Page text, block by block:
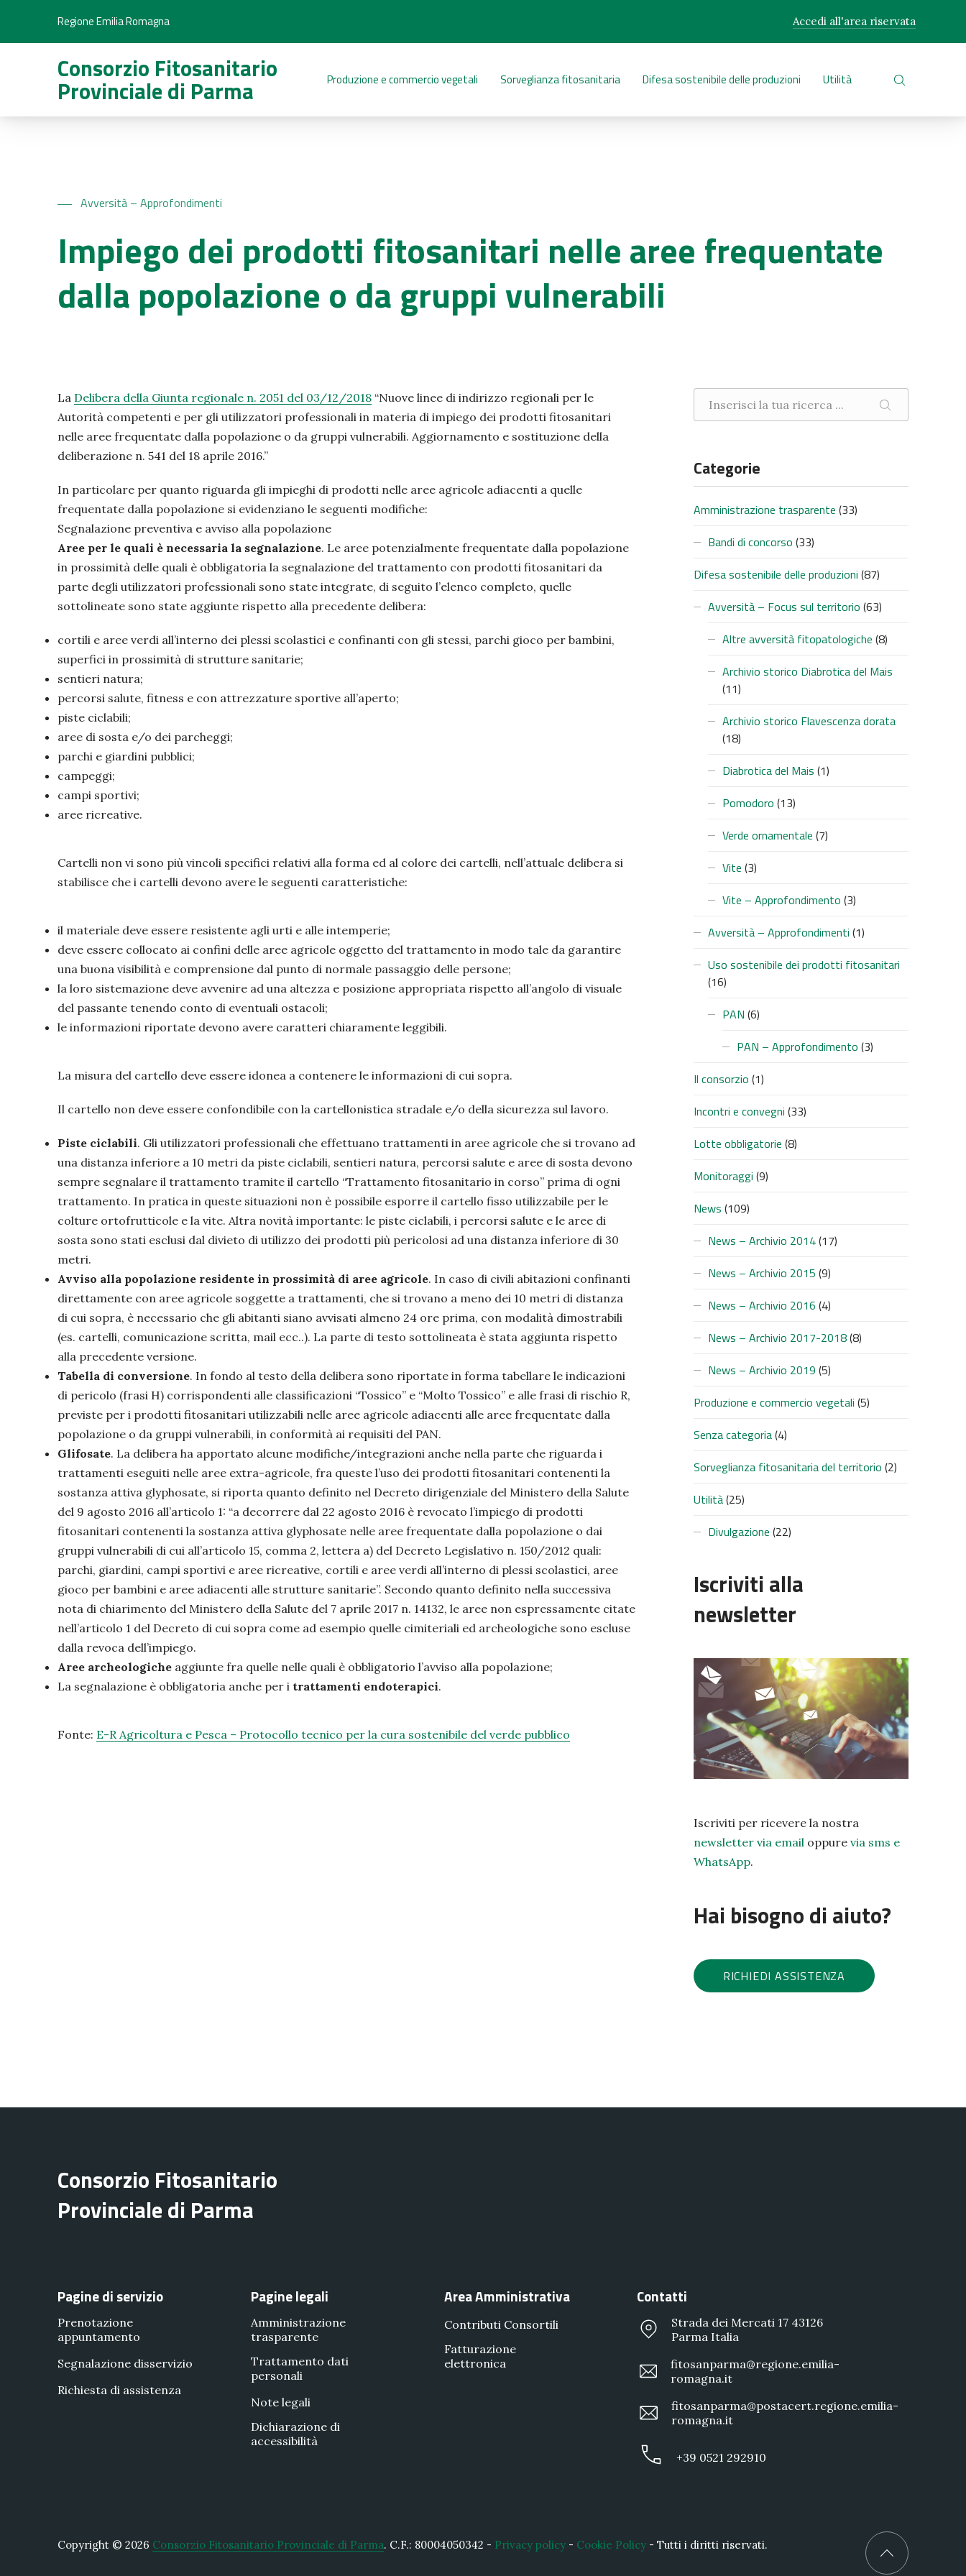
Regione Emilia Romagna Accedi all'area riservata
Consorzio Fitosanitario
Provinciale di Parma Produzione e commercio vegetali Sorveglianza fitosanitaria Difesa sostenibile delle produzioni Utilità
CERCA NEL
Avversità – Approfondimenti
Impiego dei prodotti fitosanitari nelle aree frequentate
dalla popolazione o da gruppi vulnerabili
La Delibera della Giunta regionale n. 2051 del 03/12/2018 “Nuove linee di indirizzo regionali per le
Autorità competenti e per gli utilizzatori professionali in materia di impiego dei prodotti fitosanitari
nelle aree frequentate dalla popolazione o da gruppi vulnerabili. Aggiornamento e sostituzione della
deliberazione n. 541 del 18 aprile 2016.”
In particolare per quanto riguarda gli impieghi di prodotti nelle aree agricole adiacenti a quelle
frequentate dalla popolazione si evidenziano le seguenti modifiche:
Segnalazione preventiva e avviso alla popolazione
Aree per le quali è necessaria la segnalazione. Le aree potenzialmente frequentate dalla popolazione
in prossimità delle quali è obbligatoria la segnalazione del trattamento con prodotti fitosanitari da
parte degli utilizzatori professionali sono state integrate, di seguito l’elenco completo, quelle
sottolineate sono state aggiunte rispetto alla precedente delibera:
cortili e aree verdi all’interno dei plessi scolastici e confinanti con gli stessi, parchi gioco per bambini,
superfici in prossimità di strutture sanitarie;
sentieri natura;
percorsi salute, fitness e con attrezzature sportive all’aperto;
piste ciclabili;
aree di sosta e/o dei parcheggi;
parchi e giardini pubblici;
campeggi;
campi sportivi;
aree ricreative.
Cartelli non vi sono più vincoli specifici relativi alla forma ed al colore dei cartelli, nell’attuale delibera si
stabilisce che i cartelli devono avere le seguenti caratteristiche:
il materiale deve essere resistente agli urti e alle intemperie;
deve essere collocato ai confini delle aree agricole oggetto del trattamento in modo tale da garantire
una buona visibilità e comprensione dal punto di normale passaggio delle persone;
la loro sistemazione deve avvenire ad una altezza e posizione appropriata rispetto all’angolo di visuale
del passante tenendo conto di eventuali ostacoli;
le informazioni riportate devono avere caratteri chiaramente leggibili.
La misura del cartello deve essere idonea a contenere le informazioni di cui sopra.
Il cartello non deve essere confondibile con la cartellonistica stradale e/o della sicurezza sul lavoro.
Piste ciclabili. Gli utilizzatori professionali che effettuano trattamenti in aree agricole che si trovano ad
una distanza inferiore a 10 metri da piste ciclabili, sentieri natura, percorsi salute e aree di sosta devono
sempre segnalare il trattamento tramite il cartello “Trattamento fitosanitario in corso” prima di ogni
trattamento. In pratica in queste situazioni non è possibile esporre il cartello fisso utilizzabile per le
colture ortofrutticole e la vite. Altra novità importante: le piste ciclabili, i percorsi salute e le aree di
sosta sono stati esclusi dal divieto di utilizzo dei prodotti più pericolosi ad una distanza inferiore di 30
metri.
Avviso alla popolazione residente in prossimità di aree agricole. In caso di civili abitazioni confinanti
direttamente con aree agricole soggette a trattamenti, che si trovano a meno dei 10 metri di distanza
di cui sopra, è necessario che gli abitanti siano avvisati almeno 24 ore prima, con modalità dimostrabili
(es. cartelli, comunicazione scritta, mail ecc..). La parte di testo sottolineata è stata aggiunta rispetto
alla precedente versione.
Tabella di conversione. In fondo al testo della delibera sono riportate in forma tabellare le indicazioni
di pericolo (frasi H) corrispondenti alle classificazioni “Tossico” e “Molto Tossico” e alle frasi di rischio R,
previste per i prodotti fitosanitari utilizzabili nelle aree agricole adiacenti alle aree frequentate dalla
popolazione o da gruppi vulnerabili, in conformità ai requisiti del PAN.
Glifosate. La delibera ha apportato alcune modifiche/integrazioni anche nella parte che riguarda i
trattamenti eseguiti nelle aree extra-agricole, fra queste l’uso dei prodotti fitosanitari contenenti la
sostanza attiva glyphosate, si riporta quanto definito nel Decreto dirigenziale del Ministero della Salute
del 9 agosto 2016 all’articolo 1: “a decorrere dal 22 agosto 2016 è revocato l’impiego di prodotti
fitosanitari contenenti la sostanza attiva glyphosate nelle aree frequentate dalla popolazione o dai
gruppi vulnerabili di cui all’articolo 15, comma 2, lettera a) del Decreto Legislativo n. 150/2012 quali:
parchi, giardini, campi sportivi e aree ricreative, cortili e aree verdi all’interno di plessi scolastici, aree
gioco per bambini e aree adiacenti alle strutture sanitarie”. Secondo quanto definito nella successiva
nota di chiarimento del Ministero della Salute del 7 aprile 2017 n. 14132, le aree non espressamente citate
nell’articolo 1 del Decreto di cui sopra come ad esempio quelle cimiteriali ed archeologiche sono escluse
dalla revoca dell’impiego.
Aree archeologiche aggiunte fra quelle nelle quali è obbligatorio l’avviso alla popolazione;
La segnalazione è obbligatoria anche per i trattamenti endoterapici.
Fonte: E-R Agricoltura e Pesca – Protocollo tecnico per la cura sostenibile del verde pubblico
CERCA
Categorie
Amministrazione trasparente (33)
Bandi di concorso (33)
Difesa sostenibile delle produzioni (87)
Avversità – Focus sul territorio (63)
Altre avversità fitopatologiche (8)
Archivio storico Diabrotica del Mais
(11)
Archivio storico Flavescenza dorata
(18)
Diabrotica del Mais (1)
Pomodoro (13)
Verde ornamentale (7)
Vite (3)
Vite – Approfondimento (3)
Avversità – Approfondimenti (1)
Uso sostenibile dei prodotti fitosanitari
(16)
PAN (6)
PAN – Approfondimento (3)
Il consorzio (1)
Incontri e convegni (33)
Lotte obbligatorie (8)
Monitoraggi (9)
News (109)
News – Archivio 2014(17)
News – Archivio 2015 (9)
News – Archivio 2016 (4)
News – Archivio 2017-2018(8)
News – Archivio 2019 (5)
Produzione e commercio vegetali (5)
Senza categoria(4)
Sorveglianza fitosanitaria del territorio (2)
Utilità(25)
Divulgazione (22)
Iscriviti alla
newsletter
Iscriviti per ricevere la nostra
newsletter via emailoppure via sms e
WhatsApp.
Hai bisogno di aiuto?
RICHIEDI ASSISTENZA
Consorzio Fitosanitario
Provinciale di Parma
Pagine di servizio
Prenotazione
appuntamento
Segnalazione disservizio
Richiesta di assistenza
Pagine legali
Amministrazione
trasparente
Trattamento dati
personali
Note legali
Dichiarazione di
accessibilità
Area Amministrativa
Contributi Consortili
Fatturazione
elettronica
Contatti
Strada dei Mercati 17 43126
Parma Italia
fitosanparma@regione.emilia-
romagna.it
fitosanparma@postacert.regione.emilia-
romagna.it
+39 0521 292910
Copyright © 2026 Consorzio Fitosanitario Provinciale di Parma. C.F.: 80004050342 - Privacy policy - Cookie Policy - Tutti i diritti riservati.
Back to Top
PRECEDENTE